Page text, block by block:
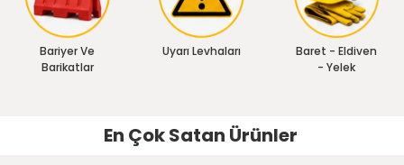
Bariyer Ve
Barikatlar
Uyarı Levhaları
Baret - Eldiven
- Yelek
En Çok Satan Ürünler